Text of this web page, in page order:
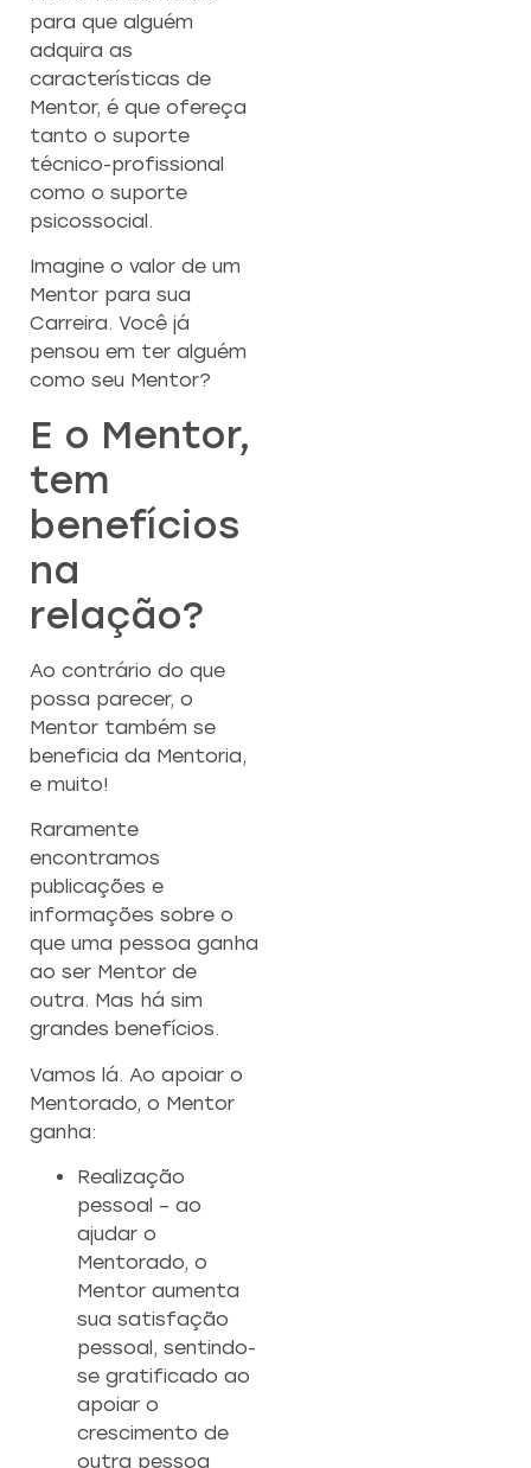
para que alguém
adquira as
características de
Mentor, é que ofereça
tanto o suporte
técnico-profissional
como o suporte
psicossocial.
Imagine o valor de um
Mentor para sua
Carreira. Você já
pensou em ter alguém
como seu Mentor?
E o Mentor,
tem
benefícios
na
relação?
Ao contrário do que
possa parecer, o
Mentor também se
beneficia da Mentoria,
e muito!
Raramente
encontramos
publicações e
informações sobre o
que uma pessoa ganha
ao ser Mentor de
outra. Mas há sim
grandes benefícios.
Vamos lá. Ao apoiar o
Mentorado, o Mentor
ganha:
Realização
pessoal – ao
ajudar o
Mentorado, o
Mentor aumenta
sua satisfação
pessoal, sentindo-
se gratificado ao
apoiar o
crescimento de
outra pessoa